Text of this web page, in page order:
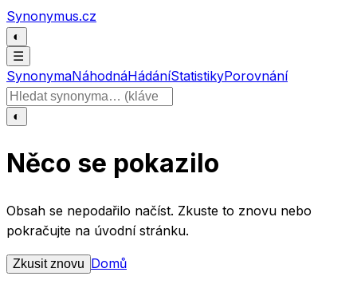
Přeskočit na obsah
Synonymus.cz
◐
☰
SynonymaNáhodnáHádáníStatistikyPorovnání
Hledat slovo
◐
Něco se pokazilo
Obsah se nepodařilo načíst. Zkuste to znovu nebo
pokračujte na úvodní stránku.
Zkusit znovu Domů